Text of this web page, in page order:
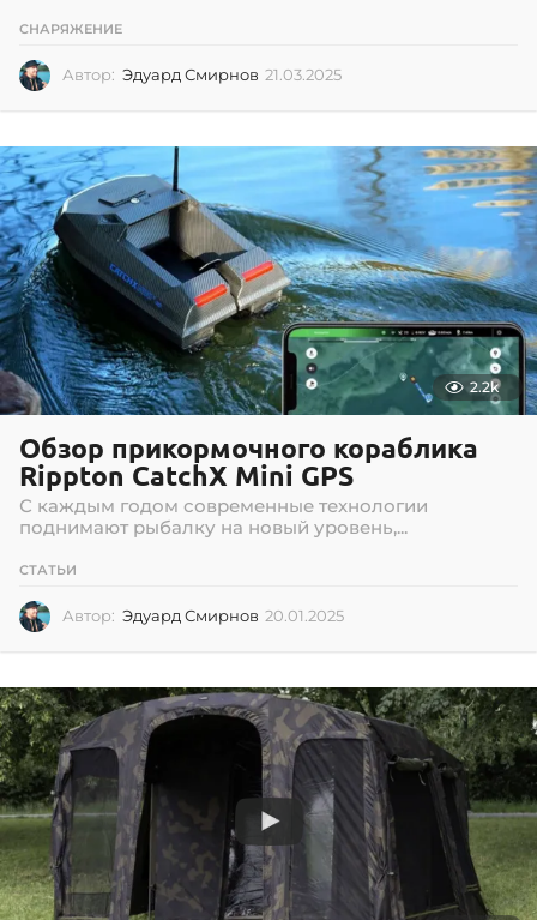
СНАРЯЖЕНИЕ
Автор: Эдуард Смирнов 21.03.2025
0
0
2
5
2.2k
Обзор прикормочного кораблика
Rippton CatchX Mini GPS
С каждым годом современные технологии
поднимают рыбалку на новый уровень,...
СТАТЬИ
Автор: Эдуард Смирнов 20.01.2025
0
1
.